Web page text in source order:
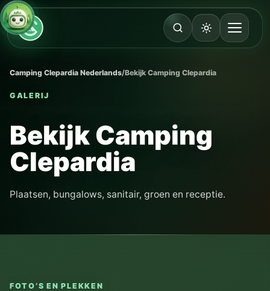
Camping Clepardia Nederlands/Bekijk Camping Clepardia
GALERIJ
Bekijk Camping
Clepardia
Plaatsen, bungalows, sanitair, groen en receptie.
FOTO’S EN PLEKKEN